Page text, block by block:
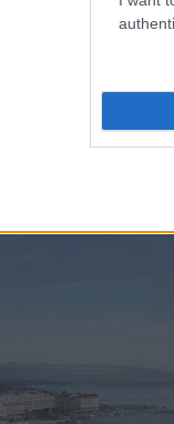
con